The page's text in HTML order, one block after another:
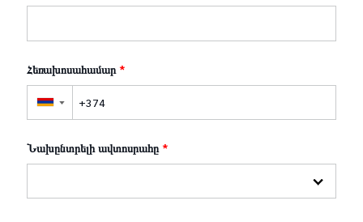
Հեռախոսահամար *
▼
Նախընտրելի ավտոսրահը *